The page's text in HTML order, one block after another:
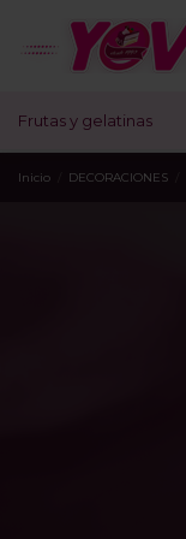
Frutas y gelatinas
Inicio DECORACIONES